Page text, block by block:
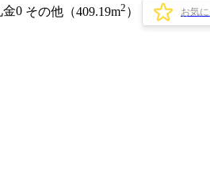
金0 その他（409.19m2 ） お気